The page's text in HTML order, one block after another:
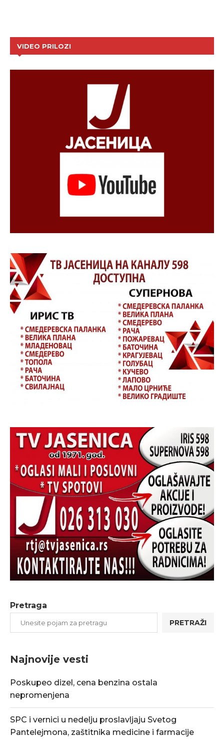
VIDEO PRILOZI
Pretraga
PRETRAŽI
Najnovije vesti
Poskupeo dizel, cena benzina ostala
nepromenjena
SPC i vernici u nedelju proslavljaju Svetog
Pantelejmona, zaštitnika medicine i farmacije